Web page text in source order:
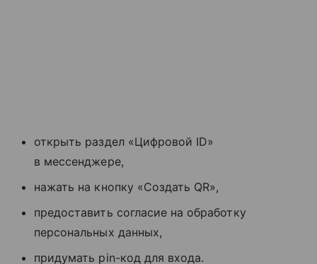
открыть раздел «Цифровой ID»
в мессенджере,
нажать на кнопку «Создать QR»,
предоставить согласие на обработку
персональных данных,
придумать pin-код для входа.